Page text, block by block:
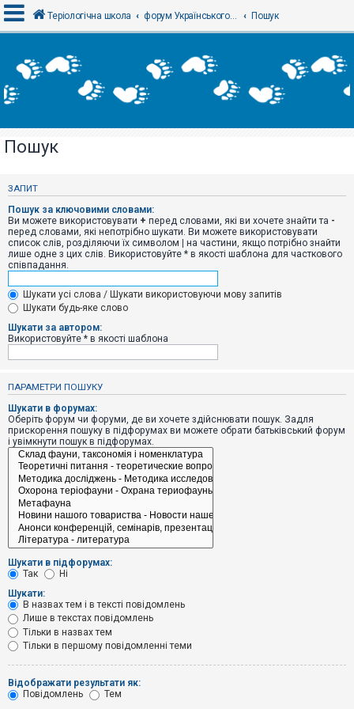
х
і
Р
с
р
а
ц
і
я
Т
е
м
и
б
і
п
о
в
і
д
в
н
т
е
м
и
о
ш
Теріологічна школа форум Українського теріологічного товариства Пошук
Пошук
ЗАПИТ
Пошук за ключовими словами:
Ви можете використовувати + перед словами, які ви хочете знайти та -
перед словами, які непотрібно шукати. Ви можете використовувати
список слів, розділяючи їх символом | на частини, якщо потрібно знайти
лише одне з цих слів. Використовуйте * в якості шаблона для часткового
співпадання.
Шукати усі слова / Шукати використовуючи мову запитів
Шукати будь-яке слово
Шукати за автором:
Використовуйте * в якості шаблона
ПАРАМЕТРИ ПОШУКУ
Шукати в форумах:
Оберіть форум чи форуми, де ви хочете здійснювати пошук. Задля
прискорення пошуку в підфорумах ви можете обрати батьківський форум
і увімкнути пошук в підфорумах.
Шукати в підфорумах:
Так
Ні
Шукати:
В назвах тем і в тексті повідомлень
Лише в текстах повідомлень
Тільки в назвах тем
Тільки в першому повідомленні теми
Відображати результати як:
Повідомлень
Тем